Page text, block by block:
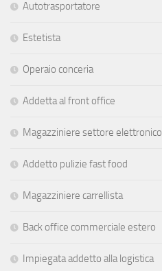
Autotrasportatore
Estetista
Operaio conceria
Addetta al front office
Magazziniere settore elettronico
Addetto pulizie fast food
Magazziniere carrellista
Back office commerciale estero
Impiegata addetto alla logistica